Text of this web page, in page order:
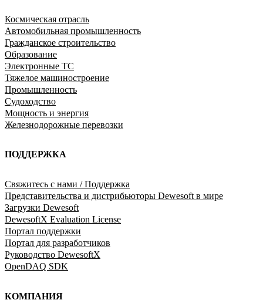
Космическая отрасль
Автомобильная промышленность
Гражданское строительство
Образование
Электронные ТС
Тяжелое машиностроение
Промышленность
Судоходство
Мощность и энергия
Железнодорожные перевозки
ПОДДЕРЖКА
Свяжитесь с нами / Поддержка
Представительства и дистрибьюторы Dewesoft в мире
Загрузки Dewesoft
DewesoftX Evaluation License
Портал поддержки
Портал для разработчиков
Руководство DewesoftX
OpenDAQ SDK
КОМПАНИЯ